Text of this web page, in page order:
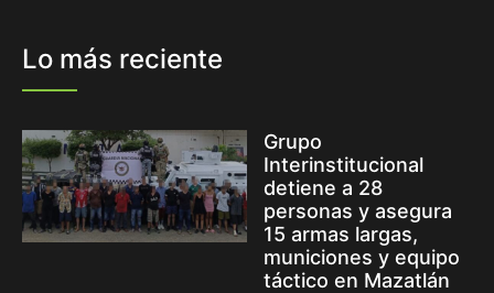
Lo más reciente
Grupo
Interinstitucional
detiene a 28
personas y asegura
15 armas largas,
municiones y equipo
táctico en Mazatlán